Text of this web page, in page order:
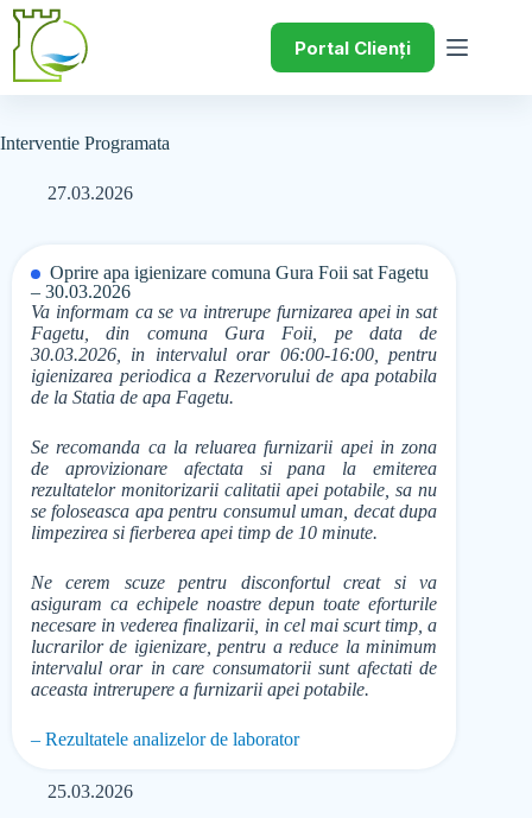
Portal Clienți
Interventie Programata
27.03.2026
Oprire apa igienizare comuna Gura Foii sat Fagetu
– 30.03.2026
Va informam ca se va intrerupe furnizarea apei in sat
Fagetu, din comuna Gura Foii, pe data de
30.03.2026, in intervalul orar 06:00-16:00, pentru
igienizarea periodica a Rezervorului de apa potabila
de la Statia de apa Fagetu.
Se recomanda ca la reluarea furnizarii apei in zona
de aprovizionare afectata si pana la emiterea
rezultatelor monitorizarii calitatii apei potabile, sa nu
se foloseasca apa pentru consumul uman, decat dupa
limpezirea si fierberea apei timp de 10 minute.
Ne cerem scuze pentru disconfortul creat si va
asiguram ca echipele noastre depun toate eforturile
necesare in vederea finalizarii, in cel mai scurt timp, a
lucrarilor de igienizare, pentru a reduce la minimum
intervalul orar in care consumatorii sunt afectati de
aceasta intrerupere a furnizarii apei potabile.
– Rezultatele analizelor de laborator
25.03.2026